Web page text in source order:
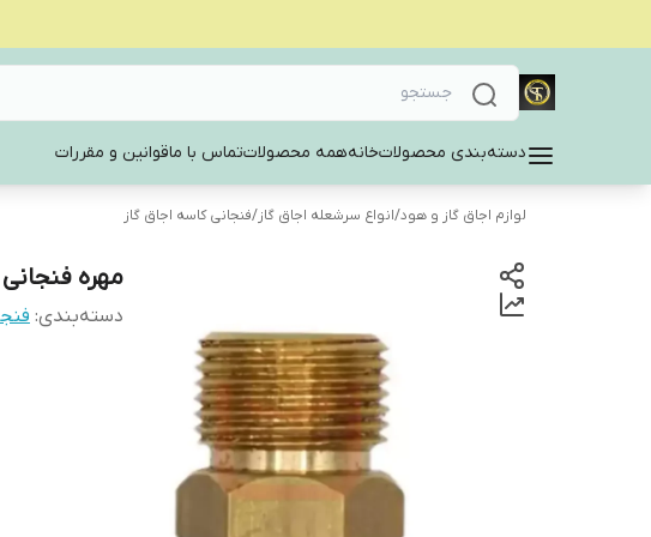
دسته‌بندی محصولاتخانههمه محصولاتتماس با ماقوانین و مقررات
لوازم اجاق گاز و هود/انواع سرشعله اجاق گاز/فنجانی کاسه اجاق گاز
مهره فنجانی اجاق
دسته‌بندی: